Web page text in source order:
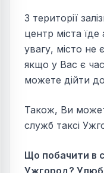
З території
центр міста
увагу, місто не
якщо у Вас є
можете дійти
Також, Ви
служб таксі
Що побачити в
Ужгород?